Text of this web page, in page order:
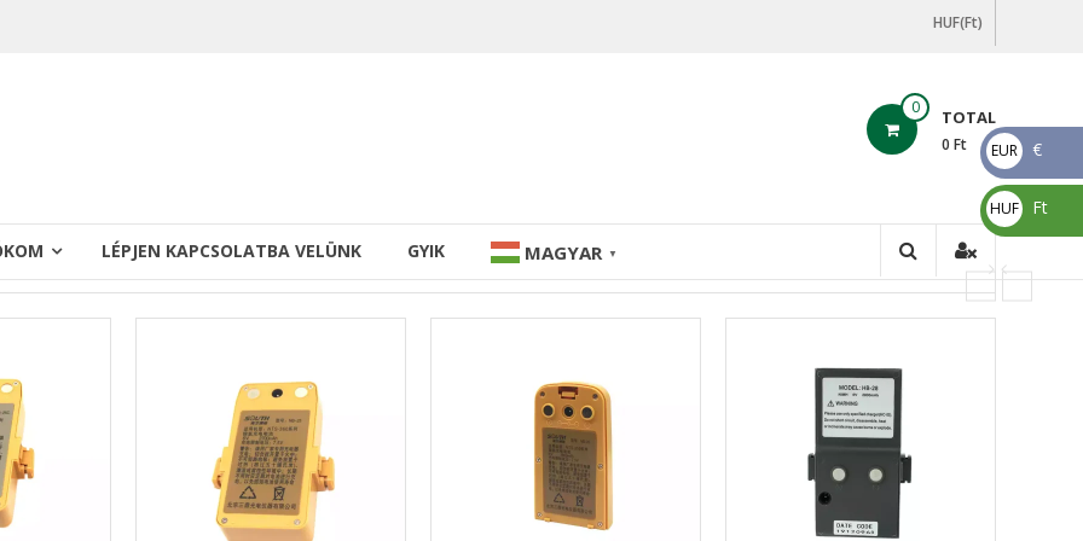
HUF(Ft)
0 TOTAL
0 Ft
LÉPJEN KAPCSOLATBA VELÜNK GYIK MAGYAR ▼
EUR
€
€
HUF
Ft
Ft